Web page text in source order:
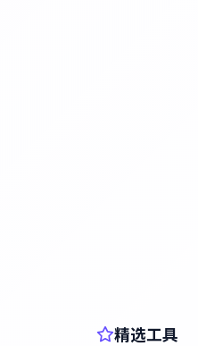
精选工具